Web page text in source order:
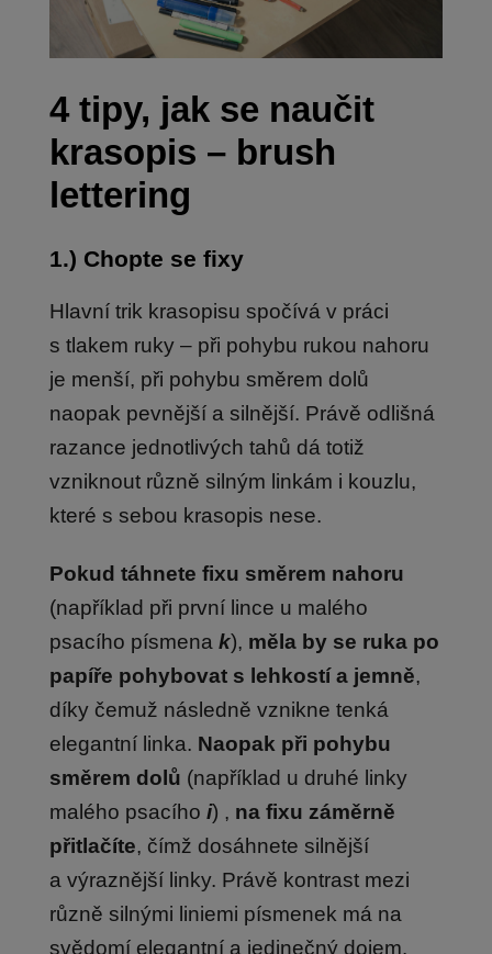
4 tipy, jak se naučit
krasopis – brush
lettering
1.) Chopte se fixy
Hlavní trik krasopisu spočívá v práci
s tlakem ruky – při pohybu rukou nahoru
je menší, při pohybu směrem dolů
naopak pevnější a silnější. Právě odlišná
razance jednotlivých tahů dá totiž
vzniknout různě silným linkám i kouzlu,
které s sebou krasopis nese.
Pokud táhnete fixu směrem nahoru
(například při první lince u malého
psacího písmena k), měla by se ruka po
papíře pohybovat s lehkostí a jemně,
díky čemuž následně vznikne tenká
elegantní linka. Naopak při pohybu
směrem dolů (například u druhé linky
malého psacího i) , na fixu záměrně
přitlačíte, čímž dosáhnete silnější
a výraznější linky. Právě kontrast mezi
různě silnými liniemi písmenek má na
svědomí elegantní a jedinečný dojem.